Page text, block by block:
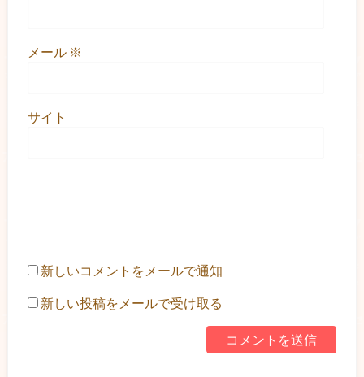
メール ※
サイト
新しいコメントをメールで通知
新しい投稿をメールで受け取る